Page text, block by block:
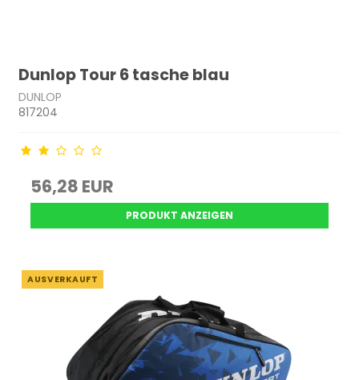
Dunlop Tour 6 tasche blau
DUNLOP
817204
56,28 EUR
PRODUKT ANZEIGEN
AUSVERKAUFT